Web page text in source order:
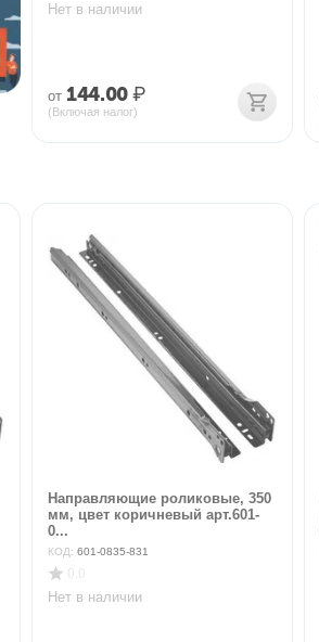
Нет в наличии
от 144.00₽
(Включая налог)
Направляющие роликовые, 350
мм, цвет коричневый арт.601-
0...
КОД: 601-0835-831
Нет в наличии